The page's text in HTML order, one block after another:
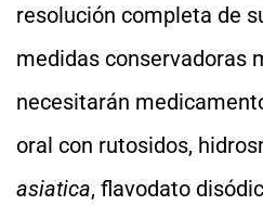
resolución completa de
medidas conservadoras
necesitarán
oral con rutosidos,
asiatica, flavodato